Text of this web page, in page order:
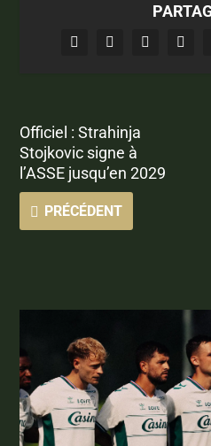
Officiel : Strahinja
Stojkovic signe à
l’ASSE jusqu’en 2029
PRÉCÉDENT